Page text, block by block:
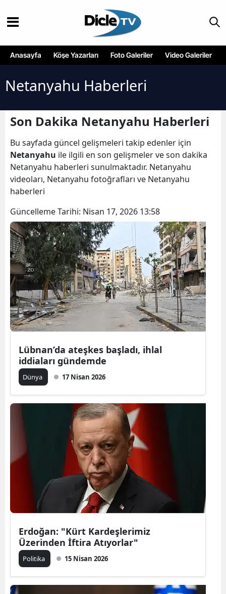
Anasayfa Köşe Yazarları Foto Galeriler Video Galeriler
Netanyahu Haberleri
Son Dakika Netanyahu Haberleri
Bu sayfada güncel gelişmeleri takip edenler için
Netanyahu ile ilgili en son gelişmeler ve son dakika
Netanyahu haberleri sunulmaktadır. Netanyahu
videoları, Netanyahu fotoğrafları ve Netanyahu
haberleri
Güncelleme Tarihi: Nisan 17, 2026 13:58
Lübnan’da ateşkes başladı, ihlal
iddiaları gündemde
Dünya 17 Nisan 2026
Erdoğan: "Kürt Kardeşlerimiz
Üzerinden İftira Atıyorlar"
Politika 15 Nisan 2026